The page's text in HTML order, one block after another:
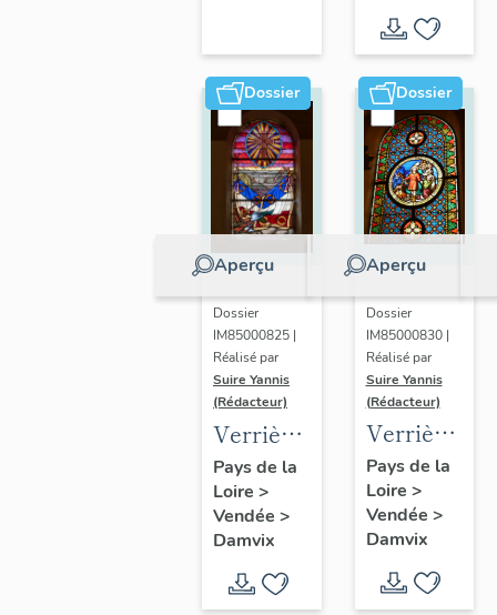
Dossier
Aperçu
Dossier
IM85000825 |
Réalisé par
Suire Yannis
(Rédacteur)
Verrière
commémorative
de la
guerre
1918
Pays de la
Loire >
Vendée >
Damvix
Dossier
Aperçu
Dossier
IM85000830 |
Réalisé par
Suire Yannis
(Rédacteur)
Verrière
: saint
Guy
Pays de la
Loire >
Vendée >
Damvix